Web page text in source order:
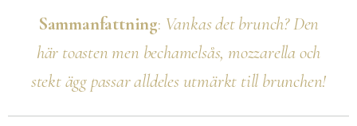
Sammanfattning: Vankas det brunch? Den
här toasten men bechamelsås, mozzarella och
stekt ägg passar alldeles utmärkt till brunchen!